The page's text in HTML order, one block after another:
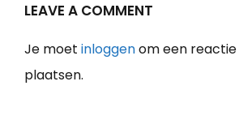
LEAVE A COMMENT
Je moet inloggenom een
plaatsen.